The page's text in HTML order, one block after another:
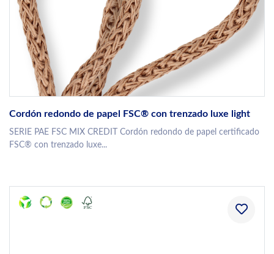
Cordón redondo de papel FSC® con trenzado luxe light
SERIE PAE FSC MIX CREDIT Cordón redondo de papel certificado
FSC® con trenzado luxe...